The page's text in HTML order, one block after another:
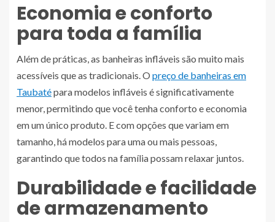
Economia e conforto
para toda a família
Além de práticas, as banheiras infláveis são muito mais
acessíveis que as tradicionais. O preço de banheiras em
Taubatépara modelos infláveis é significativamente
menor, permitindo que você tenha conforto e economia
em um único produto. E com opções que variam em
tamanho, há modelos para uma ou mais pessoas,
garantindo que todos na família possam relaxar juntos.
Durabilidade e facilidade
de armazenamento